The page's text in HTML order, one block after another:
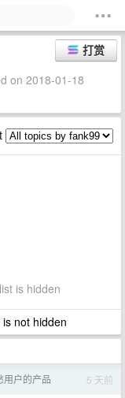
打赏
on 2018-01-18
is hidden
not hidden
用户的产品 5 天前